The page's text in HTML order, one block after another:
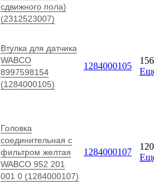
сдвижного пола)
(2312523007)
Втулка для датчика
WABCO
8997598154
(1284000105)
1284000105
Головка
соединительная с
фильтром желтая
WABCO 952 201
001 0 (1284000107)
1284000107